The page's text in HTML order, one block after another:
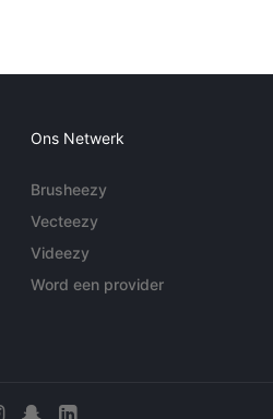
Ons Netwerk
Brusheezy
Vecteezy
Videezy
Word een provider